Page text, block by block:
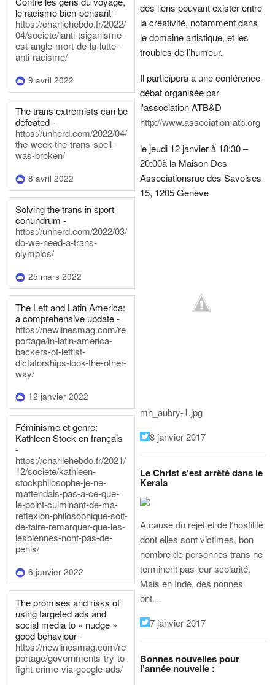
le racisme bien-pensant -
https://charliehebdo.fr/2022/
04/societe/lanti-tsiganisme-
est-angle-mort-de-la-lutte-
anti-racisme/
9 avril 2022
The trans extremists can be
defeated -
https://unherd.com/2022/04/
the-week-the-trans-spell-
was-broken/
8 avril 2022
Solving the trans in sport
conundrum -
https://unherd.com/2022/03/
do-we-need-a-trans-
olympics/
25 mars 2022
The Left and Latin America:
a comprehensive update -
https://newlinesmag.com/re
portage/in-latin-america-
backers-of-leftist-
dictatorships-look-the-other-
way/
12 janvier 2022
Féminisme et genre:
Kathleen Stock en français
-
https://charliehebdo.fr/2021/
12/societe/kathleen-
stockphilosophe-je-ne-
mattendais-pas-a-ce-que-
le-point-culminant-de-ma-
reflexion-philosophique-soit-
de-faire-remarquer-que-les-
lesbiennes-nont-pas-de-
penis/
6 janvier 2022
The promises and risks of
using targeted ads and
social media to « nudge »
good behaviour -
https://newlinesmag.com/re
portage/governments-try-to-
fight-crime-via-google-ads/
des liens pouvant exister entre
la créativité, notamment dans
le domaine artistique, et les
troubles de l’humeur.
Il participera a une conférence-
débat organisée par
l'association ATB&D
http://www.association-atb.org
le jeudi 12 janvier à 18:30 –
20:00à la Maison Des
Associationsrue des Savoises
15, 1205 Genève
mh_aubry-1.jpg
8 janvier 2017
Le Christ s'est arrêté dans le
Kerala
A cause du rejet et de l’hostilité
dont elles sont victimes, bon
nombre de personnes trans ne
terminent pas leur scolarité.
Mais en Inde, des nonnes
ont…
7 janvier 2017
Bonnes nouvelles pour
l’année nouvelle :